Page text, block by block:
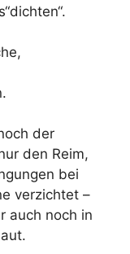
der
den Reim,
bei
verzichtet –
auch noch in